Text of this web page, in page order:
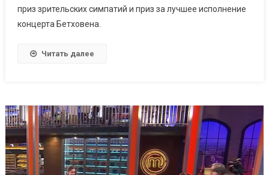
приз зрительских симпатий и приз за лучшее исполнение
концерта Бетховена.
Читать далее